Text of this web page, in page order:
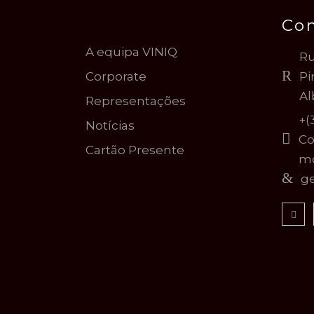
A equipa VINIQ
Corporate
Representações
Notícias
Cartão Presente